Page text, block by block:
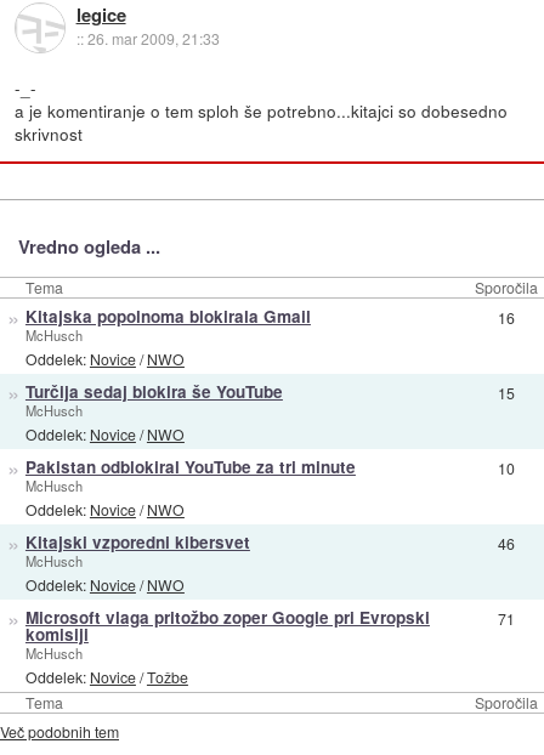
legice
::26. mar 2009, 21:33
-_-
a je komentiranje o tem sploh še potrebno...kitajci so dobesedno
skrivnost
Vredno ogleda ...
Tema Sporočila
Tema Sporočila
» Kitajska popolnoma blokirala Gmail
McHusch
Oddelek: Novice/NWO
16
» Turčija sedaj blokira še YouTube
McHusch
Oddelek: Novice/NWO
15
» Pakistan odblokiral YouTube za tri minute
McHusch
Oddelek: Novice/NWO
10
» Kitajski vzporedni kibersvet
McHusch
Oddelek: Novice/NWO
46
» Microsoft vlaga pritožbo zoper Google pri Evropski
komisiji
McHusch
Oddelek: Novice/Tožbe
71
Več podobnih tem